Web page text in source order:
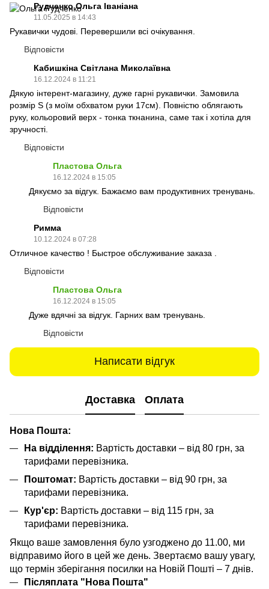
Рудченко Ольга Іваніана
11.05.2025 в 14:43
Рукавички чудові. Перевершили всі очікування.
Відповісти
Кабишкіна Світлана Миколаївна
16.12.2024 в 11:21
Дякую інтерент-магазину, дуже гарні рукавички. Замовила
розмір S (з моїм обхватом руки 17см). Повністю облягають
руку, кольоровий верх - тонка ткнанина, саме так і хотіла для
зручності.
Відповісти
Пластова Ольга
16.12.2024 в 15:05
Дякуємо за відгук. Бажаємо вам продуктивних тренувань.
Відповісти
Римма
10.12.2024 в 07:28
Отличное качество ! Быстрое обслуживание заказа .
Відповісти
Пластова Ольга
16.12.2024 в 15:05
Дуже вдячні за відгук. Гарних вам тренувань.
Відповісти
Написати відгук
Доставка Оплата
Нова Пошта:
На відділення: Вартість доставки – від 80 грн, за
тарифами перевізника.
Поштомат: Вартість доставки – від 90 грн, за
тарифами перевізника.
Кур'єр: Вартість доставки – від 115 грн, за
тарифами перевізника.
Якщо ваше замовлення було узгоджено до 11.00, ми
відправимо його в цей же день. Звертаємо вашу увагу,
що термін зберігання посилки на Новій Пошті – 7 днів.
Післяплата "Нова Пошта"